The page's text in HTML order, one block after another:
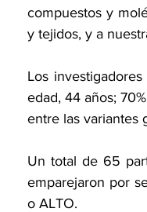
compuestos y
y tejidos, y a
Los
edad, 44 años;
entre las variantes
Un total de 65
emparejaron por
o ALTO.